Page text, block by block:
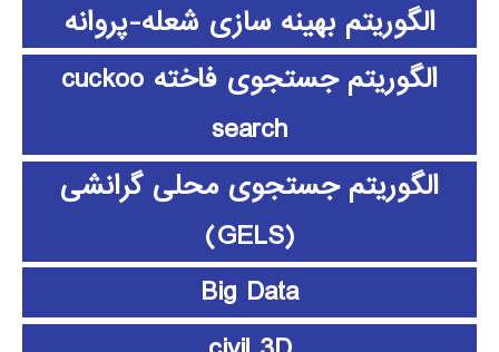
الگوریتم بهینه سازی شعله-پروانه
الگوریتم جستجوی فاخته cuckoo
search
الگوریتم جستجوی محلی گرانشی
(GELS)
Big Data